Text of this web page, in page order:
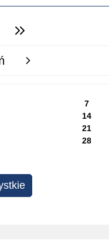
następny rok
następny miesiąc
7
14
21
28